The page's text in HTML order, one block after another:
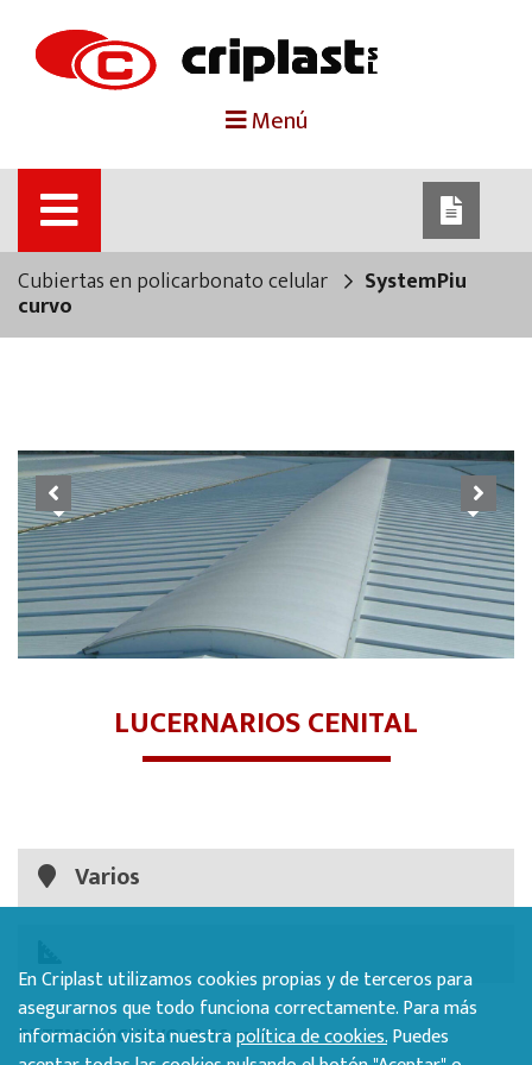
Menú
portada
criplast
trabajos destacados
Cubiertas en policarbonato celular SystemPiu
curvo
Previous Next
LUCERNARIOS CENITAL
Varios
SYTEMPIU CURVO 12-16 mm
En Criplast utilizamos cookies propias y de terceros para
asegurarnos que todo funciona correctamente. Para más
información visita nuestrapolítica de cookies.Puedes